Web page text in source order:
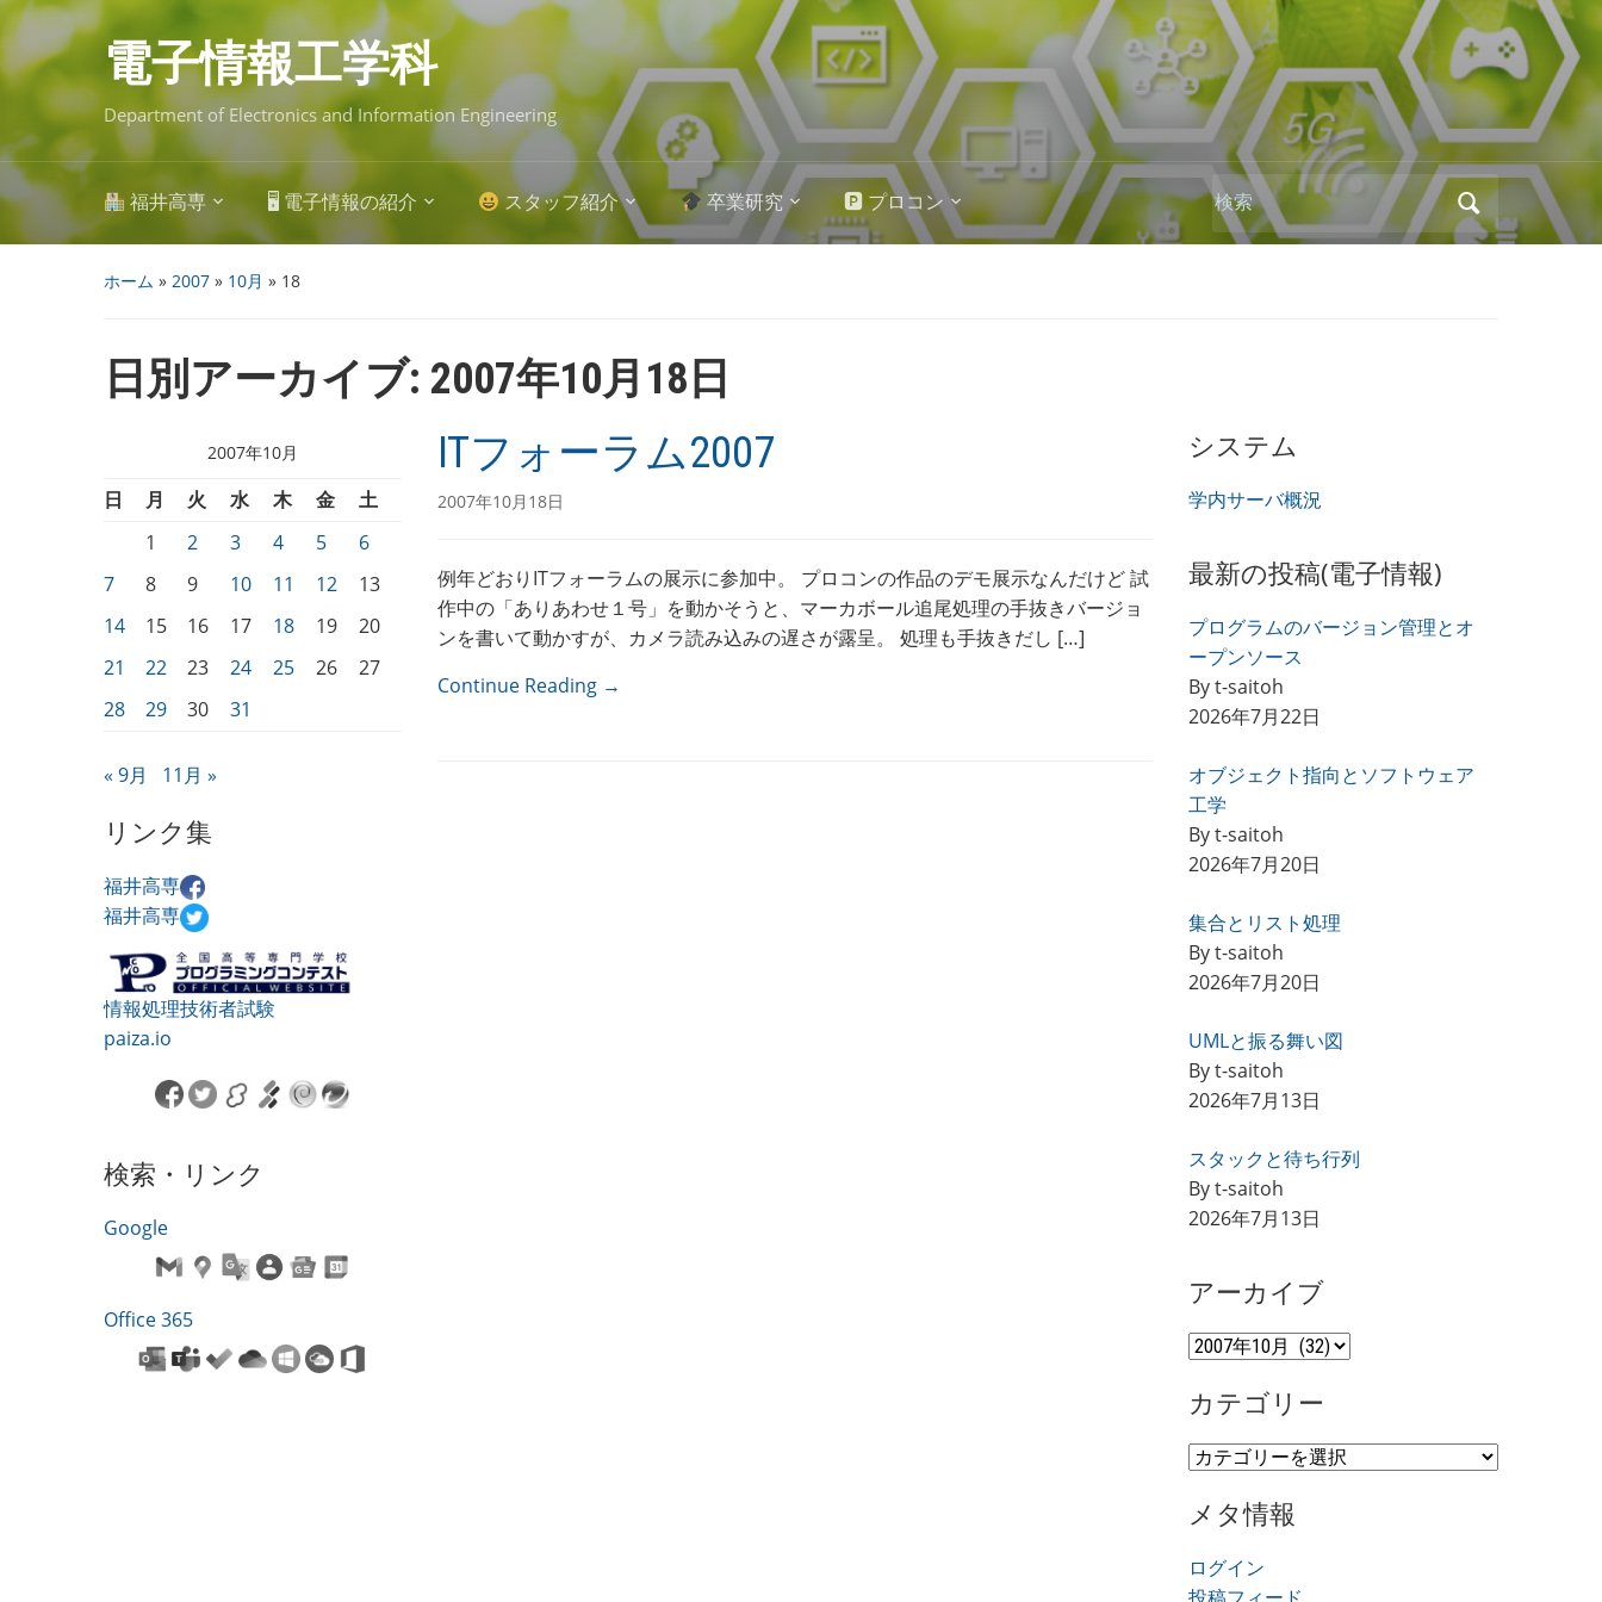
Skip
to
main
content 電子情報工学科
Department of Electronics and Information Engineering
福井高専 🖥 電子情報の紹介 スタッフ紹介 卒業研究 🅿 プロコン
Search
for:
ホーム » 2007 » 10月 » 18
日別アーカイブ: 2007年10月18日
2007年10月
日 月 火 水 木 金
土
1
2 3 4 5
6
7
8 9 10 11 12
13
14
15 16 17 18 19
20
21
22 23 24 25 26
27
28
29 30 31
« 9月 11月 »
リンク集
福井高専
福井高専
情報処理技術者試験
paiza.io
検索・リンク
Google
Office 365
ITフォーラム2007
2007年10月18日
例年どおりITフォーラムの展示に参加中。 プロコンの作品のデモ展示なんだけど 試
作中の「ありあわせ１号」を動かそうと、マーカボール追尾処理の手抜きバージョ
ンを書いて動かすが、カメラ読み込みの遅さが露呈。 処理も手抜きだし […]
Continue Reading →
システム
学内サーバ概況
最新の投稿(電子情報)
プログラムのバージョン管理とオ
ープンソース
By t-saitoh
2026年7月22日
オブジェクト指向とソフトウェア
工学
By t-saitoh
2026年7月20日
集合とリスト処理
By t-saitoh
2026年7月20日
UMLと振る舞い図
By t-saitoh
2026年7月13日
スタックと待ち行列
By t-saitoh
2026年7月13日
アーカイブ
ア
カ
ブ
カテゴリー
カ
ゴ
ー
メタ情報
ログイン